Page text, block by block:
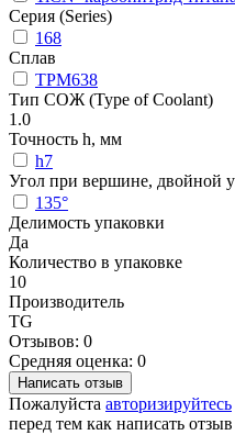
Серия (Series)
168
Сплав
TPM638
Тип СОЖ (Type of Coolant)
1.0
Точность h, мм
h7
Угол при вершине, двойной
135°
Делимость упаковки
Да
Количество в упаковке
10
Производитель
TG
Отзывов: 0
Средняя оценка: 0
Написать отзыв
Пожалуйста авторизируйтесь
перед тем как написать отзыв